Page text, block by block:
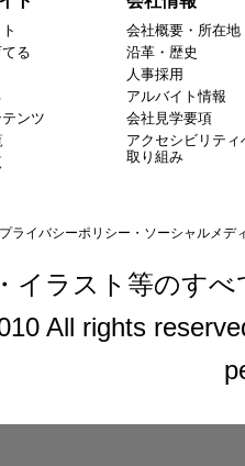
る
ンツ
会社概要・所在地
沿革・歴史
人事採用
アルバイト情報
会社見学要項
アクセシビリティ
取り組み
プライバシーポリシー・ソーシャルメデ
イラスト等のす
All rights